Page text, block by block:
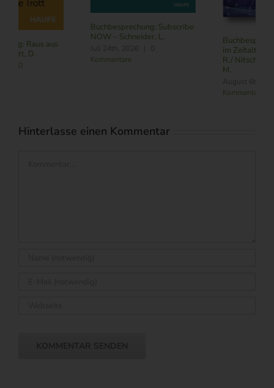
Buchbesprechung: Subscribe
NOW – Schneider, L.
Juli 24th, 2026
Kommentare
Buchbesprechung: Führung
im Zeitalter von KI – Butler,
R./ Nitschmann, J./ Becking,
Hinterlasse einen Kommentar